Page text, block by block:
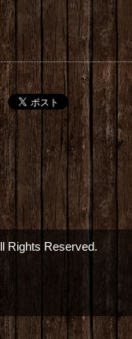
Rights Reserved.